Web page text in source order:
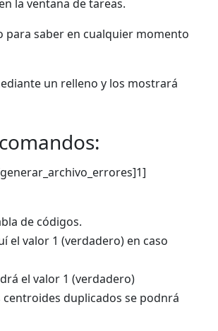
la ventana de tareas.
para saber en cualquier momento
un relleno y los mostrará
de códigos.
el valor 1 (verdadero) en caso
el valor 1 (verdadero)
duplicados se podnrá